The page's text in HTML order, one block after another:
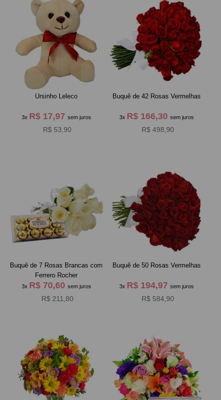
Ursinho Leleco
3x R$ 17,97 sem juros
R$ 53,90
Buquê de 42 Rosas Vermelhas
3x R$ 166,30sem juros
R$ 498,90
Buquê de 7 Rosas Brancas com
Ferrero Rocher
3x R$ 70,60 sem juros
R$ 211,80
Buquê de 50 Rosas Vermelhas
3x R$ 194,97sem juros
R$ 584,90